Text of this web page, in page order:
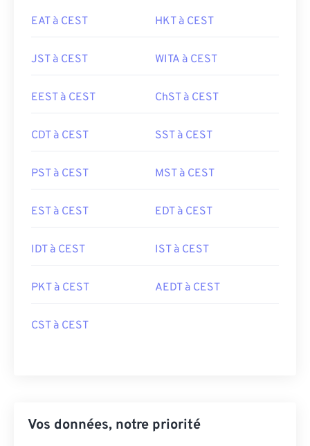
EAT à CEST HKT à CEST
JST à CEST WITA à CEST
EEST à CEST ChST à CEST
CDT à CEST SST à CEST
PST à CEST MST à CEST
EST à CEST EDT à CEST
IDT à CEST IST à CEST
PKT à CEST AEDT à CEST
CST à CEST
Vos données, notre priorité